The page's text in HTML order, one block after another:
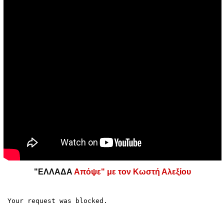
"ΕΛΛΑΔΑ Απόψε" με τον Κωστή Αλεξίου